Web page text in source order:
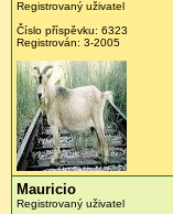
Registrovaný uživatel
Číslo příspěvku: 6323
Registrován: 3-2005
Mauricio
Registrovaný uživatel